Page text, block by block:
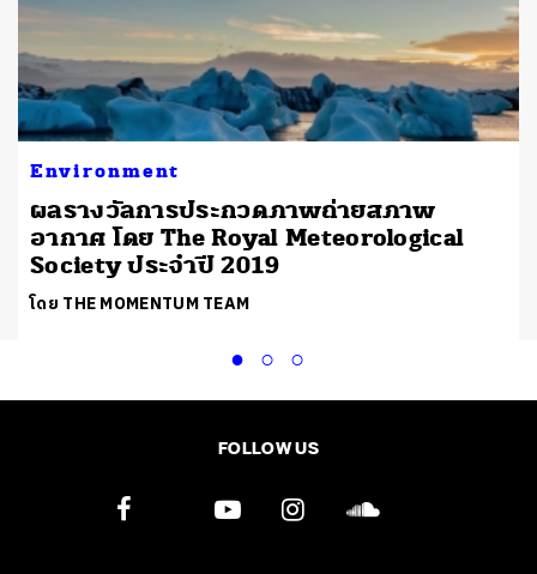
Environment
ผลรางวัลการประกวดภาพถ่ายสภาพ
อากาศ โดย The Royal Meteorological
Society ประจำปี 2019
โดย THE MOMENTUM TEAM
FOLLOW US